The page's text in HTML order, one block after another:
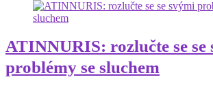
ATINNURIS: rozlučte se se
problémy se sluchem